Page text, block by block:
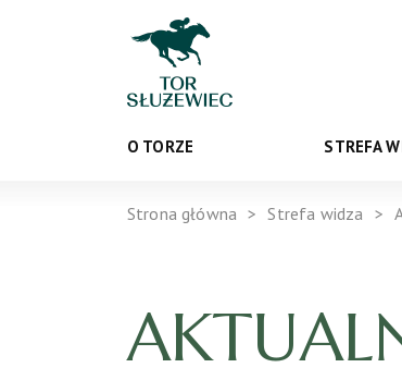
O TORZE STREFA
Strona główna Strefa widza